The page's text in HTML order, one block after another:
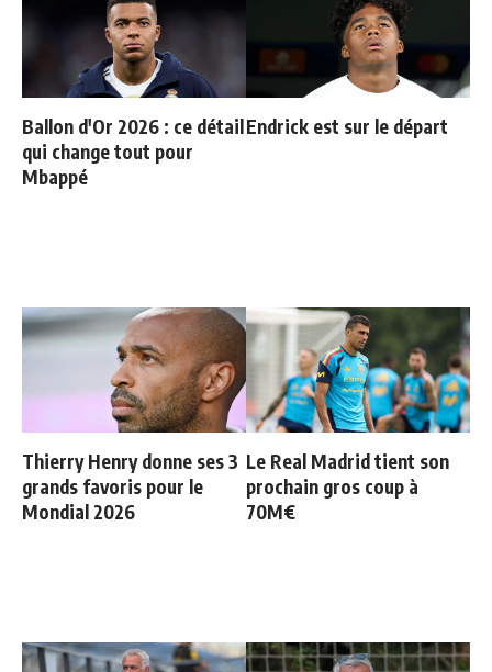
Ballon d'Or 2026 : ce détail
qui change tout pour
Mbappé
Endrick est sur le départ
Thierry Henry donne ses 3
grands favoris pour le
Mondial 2026
Le Real Madrid tient son
prochain gros coup à
70M€